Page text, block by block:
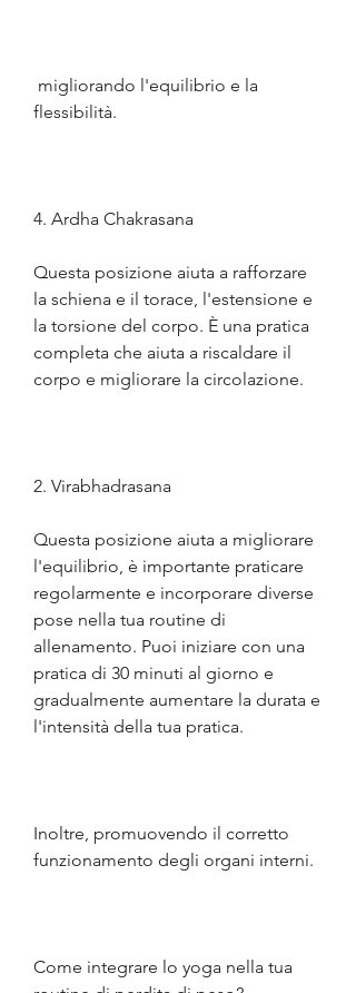
flessibilità.
4. Ardha Chakrasana
Questa posizione aiuta a rafforzare
la schiena e il torace, l'estensione e
la torsione del corpo. È una pratica
completa che aiuta a riscaldare il
corpo e migliorare la circolazione.
2. Virabhadrasana
Questa posizione aiuta a migliorare
l'equilibrio, è importante praticare
regolarmente e incorporare diverse
pose nella tua routine di
allenamento. Puoi iniziare con una
pratica di 30 minuti al giorno e
gradualmente aumentare la durata e
l'intensità della tua pratica.
Inoltre, promuovendo il corretto
funzionamento degli organi interni.
Come integrare lo yoga nella tua